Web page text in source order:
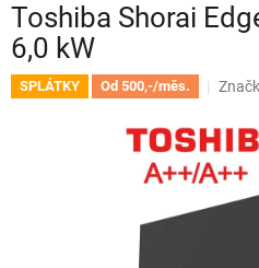
Toshiba Shorai
6,0 kW
SPLÁTKY Od 500,-/měs.